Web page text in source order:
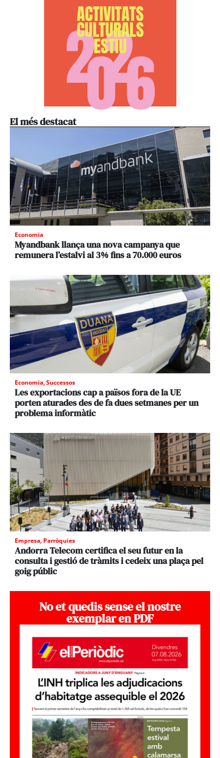
El més destacat
Economia
Myandbank llança una nova campanya que
remunera l’estalvi al 3% fins a 70.000 euros
Economia,Successos
Les exportacions cap a països fora de la UE
porten aturades des de fa dues setmanes per un
problema informàtic
Empresa, Parròquies
Andorra Telecom certifica el seu futur en la
consulta i gestió de tràmits i cedeix una plaça pel
goig públic
No et quedis sense el nostre
exemplar en PDF